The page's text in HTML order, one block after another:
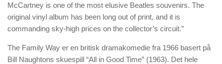
McCartney is one of the most elusive Beatles souvenirs. The
original vinyl album has been long out of print, and it is
commanding sky-high prices on the collector’s circuit.”
The Family Way er en britisk dramakomedie fra 1966 basert på
Bill Naughtons skuespill “All in Good Time” (1963). Det hele